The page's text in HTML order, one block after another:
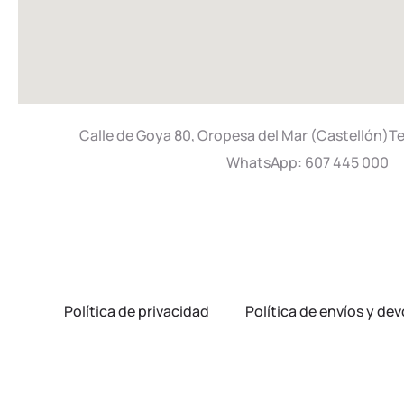
Calle de Goya 80, Oropesa del Mar
WhatsApp: 607 445 000
Política de privacidad Política de envíos y